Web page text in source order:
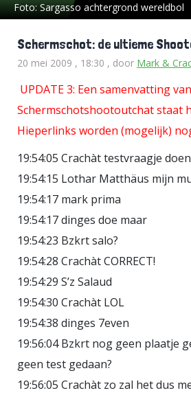
Foto:Sargasso achtergrond wereldbol
Schermschot: de ultieme
20 mei 2009 , 18:30 , door Mark &
UPDATE 3: Een samenvatting
Schermschotshootoutchat staat
Hieperlinks worden (mogelijk)
19:54:05 Crachàt testvraagje
19:54:15 Lothar Matthäus mijn
19:54:17 mark prima
19:54:17 dinges doe maar
19:54:23 Bzkrt salo?
19:54:28 Crachàt CORRECT!
19:54:29 S’z Salaud
19:54:30 Crachàt LOL
19:54:38 dinges 7even
19:56:04 Bzkrt nog geen plaatje
geen test gedaan?
19:56:05 Crachàt zo zal het dus